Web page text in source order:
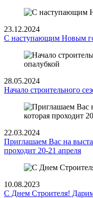
23.12.2024
С наступающим Новым
28.05.2024
Начало строительного
22.03.2024
Приглашаем Вас на
проходит 20-21 апреля
10.08.2023
С Днем Строителя!